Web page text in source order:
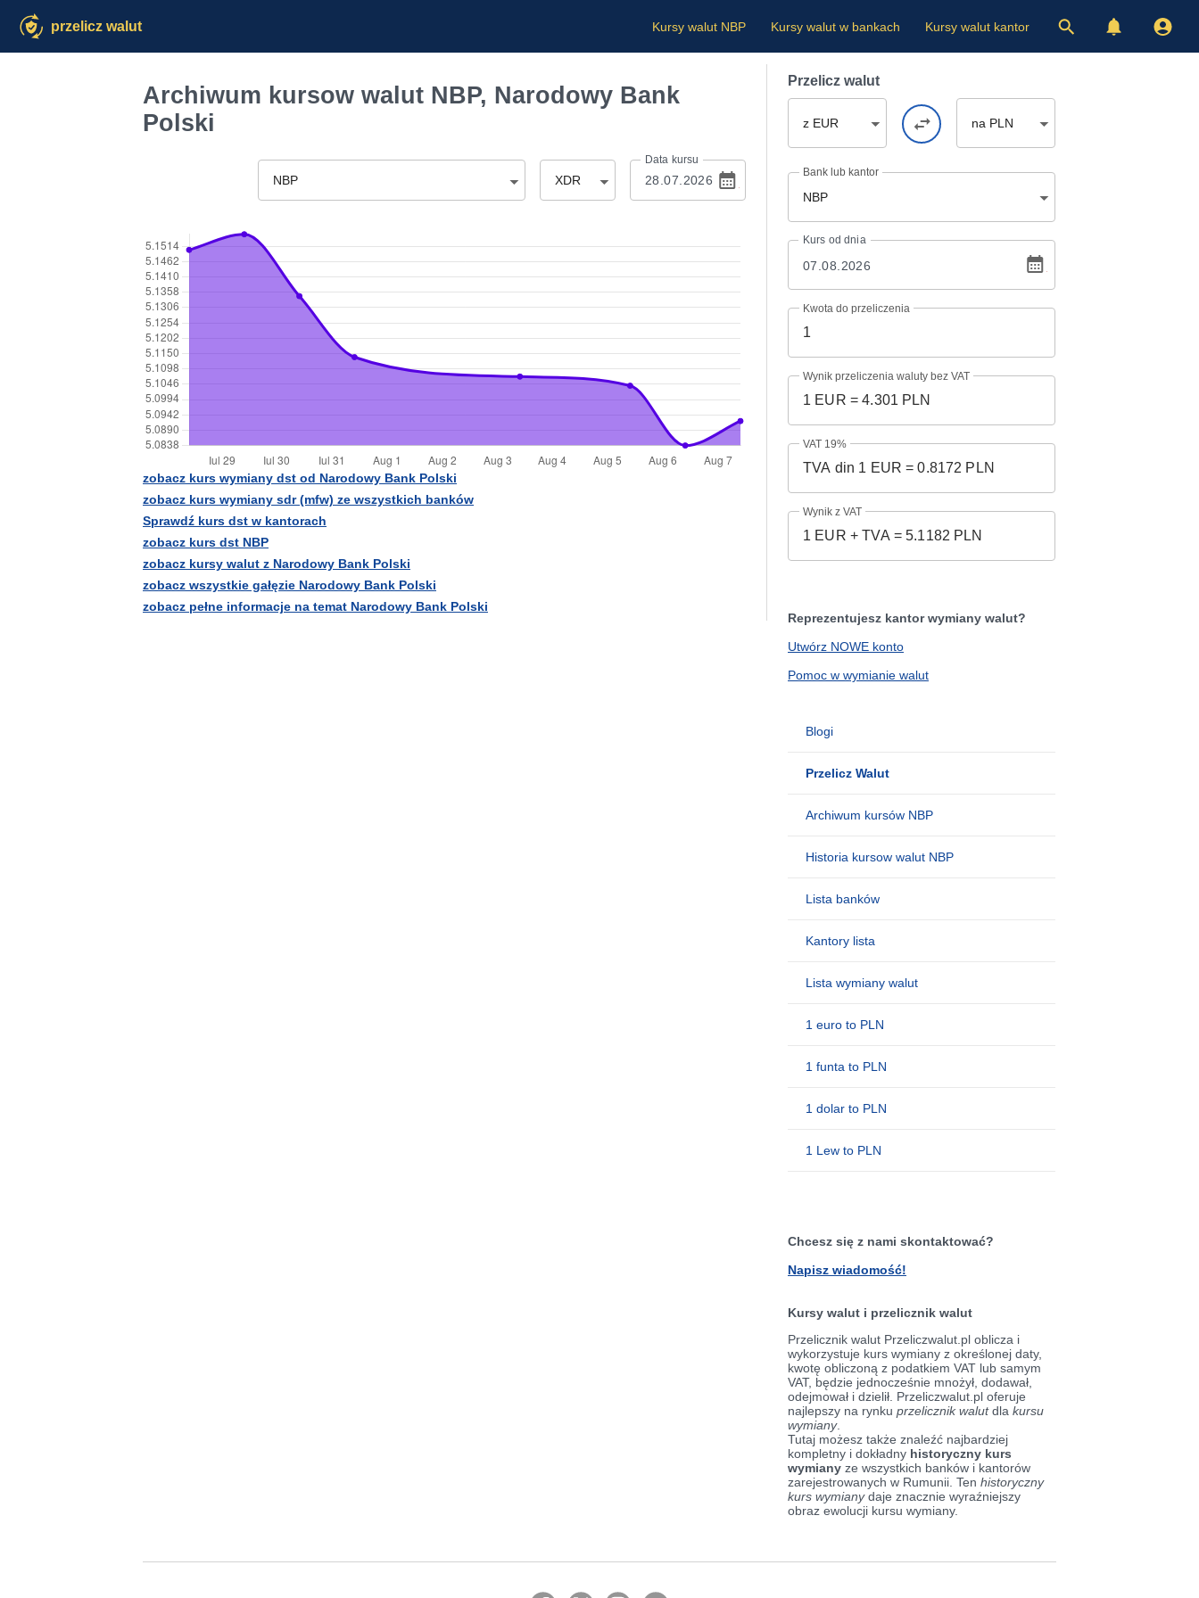
przelicz walut Kursy walut NBP Kursy walut w bankach Kursy walut kantor
Archiwum kursow walut NBP, Narodowy Bank
Polski
NBP XDR
Data kursu
zobacz kurs wymiany dst od Narodowy Bank Polski
zobacz kurs wymiany sdr (mfw) ze wszystkich banków
Sprawdź kurs dst w kantorach
zobacz kurs dst NBP
zobacz kursy walut z Narodowy Bank Polski
zobacz wszystkie gałęzie Narodowy Bank Polski
zobacz pełne informacje na temat Narodowy Bank Polski
Przelicz walut
z EUR na PLN
Bank lub kantor
NBP
Kurs od dnia
Kwota do przeliczenia
Wynik przeliczenia waluty bez VAT
VAT 19%
Wynik z VAT
Reprezentujesz kantor wymiany walut?
Utwórz NOWE konto
Pomoc w wymianie walut
Blogi
Przelicz Walut
Archiwum kursów NBP
Historia kursow walut NBP
Lista banków
Kantory lista
Lista wymiany walut
1 euro to PLN
1 funta to PLN
1 dolar to PLN
1 Lew to PLN
Chcesz się z nami skontaktować?
Napisz wiadomość!
Kursy walut i przelicznik walut
Przelicznik walut Przeliczwalut.pl oblicza i
wykorzystuje kurs wymiany z określonej daty,
kwotę obliczoną z podatkiem VAT lub samym
VAT, będzie jednocześnie mnożył, dodawał,
odejmował i dzielił. Przeliczwalut.pl oferuje
najlepszy na rynku przelicznik walutdla kursu
wymiany.
Tutaj możesz także znaleźć najbardziej
kompletny i dokładny historyczny kurs
wymiany ze wszystkich banków i kantorów
zarejestrowanych w Rumunii. Ten historyczny
kurs wymianydaje znacznie wyraźniejszy
obraz ewolucji kursu wymiany.